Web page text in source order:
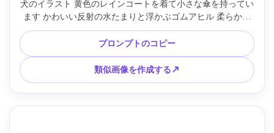
犬のイラスト 黄色のレインコートを着て小さな傘を持ってい
ます かわいい反射の水たまりと浮かぶゴムアヒル 柔らかい
雨の日のカラーパレット 太いきれいなラインアート 微妙な
ハイライト 遊び心のある表情 切り取りやすいシンプルな背
景 上質なマスコットキャラクター 85mmレンズ 被写界深度
浅い --ar 4:5
プロンプトのコピー
類似画像を作成する↗